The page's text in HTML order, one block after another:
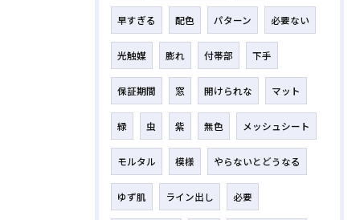
早すぎる 配色 パターン 必要ない
光触媒 膨れ 付帯部 下手
保証期間 窓 開けられな マット
緑 虫 紫 無色 メッシュシート
モルタル 模様 やらないとどうなる
ゆず肌 ライン出し 必要